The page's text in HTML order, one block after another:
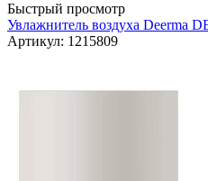
Быстрый просмотр
Увлажнитель воздуха Deerma
Артикул: 1215809